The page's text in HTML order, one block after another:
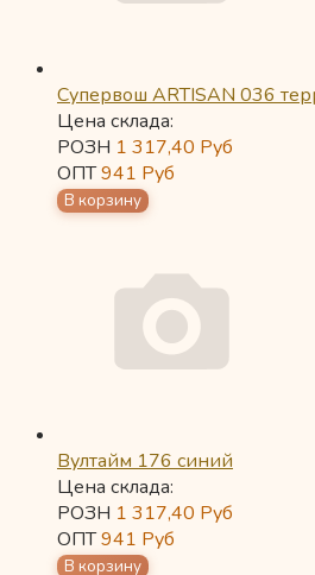
Супервош ARTISAN 036
Цена склада:
РОЗН 1 317,40 Руб
ОПТ941 Руб
Вултайм 176 синий
Цена склада:
РОЗН 1 317,40 Руб
ОПТ941 Руб